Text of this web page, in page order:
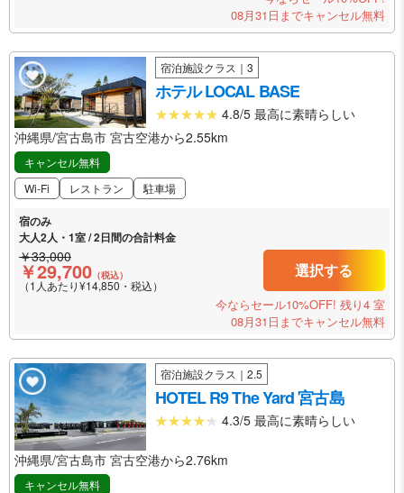
08月31日までキャンセル無料
宿泊施設クラス｜3
ホテル LOCAL BASE
4.8/5 最高に素晴らしい
沖縄県/宮古島市 宮古空港から2.55km
キャンセル無料
Wi-Fi
レストラン 駐車場
宿のみ
大人2人・1室 / 2日間の合計料金
￥33,000
￥29,700 （税込）
（1人あたり¥14,850・税込）
選択する
今ならセール10%OFF! 残り4 室
08月31日までキャンセル無料
宿泊施設クラス｜2.5
HOTEL R9 The Yard 宮古島
4.3/5 最高に素晴らしい
沖縄県/宮古島市 宮古空港から2.76km
キャンセル無料